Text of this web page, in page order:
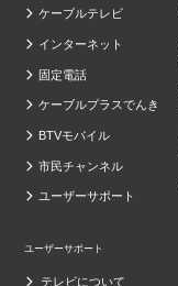
ケーブルテレビ
インターネット
固定電話
ケーブルプラスでんき
BTVモバイル
市民チャンネル
ユーザーサポート
ユーザーサポート
テレビについて